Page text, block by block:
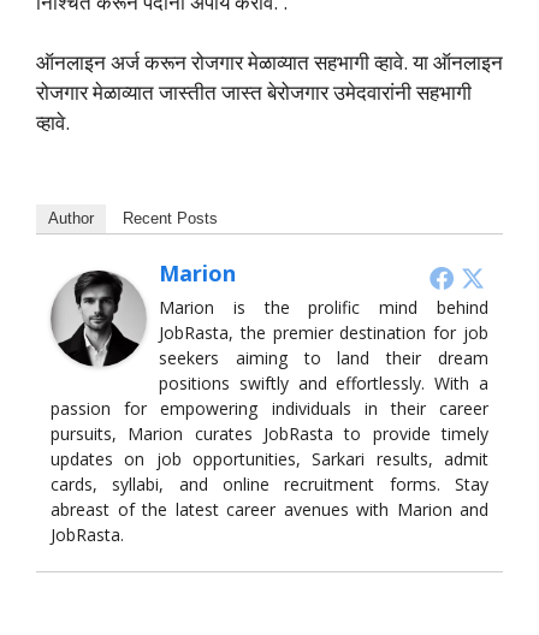
ऑनलाइन अर्ज करून रोजगार मेळाव्यात सहभागी व्हावे. या ऑनलाइन
रोजगार मेळाव्यात जास्तीत जास्त बेरोजगार उमेदवारांनी सहभागी
व्हावे.
Author Recent Posts
Marion
Marion is the prolific mind behind
JobRasta, the premier destination for job
seekers aiming to land their dream
positions swiftly and effortlessly. With a
passion for empowering individuals in their career
pursuits, Marion curates JobRasta to provide timely
updates on job opportunities, Sarkari results, admit
cards, syllabi, and online recruitment forms. Stay
abreast of the latest career avenues with Marion and
JobRasta.